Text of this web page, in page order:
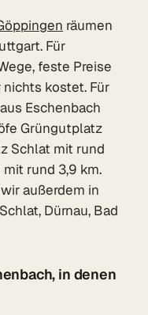
räumen
Für
feste Preise
nichts kostet. Für
Eschenbach
Grüngutplatz
Schlat mit rund
rund 3,9 km.
außerdem in
Dürnau, Bad
in denen